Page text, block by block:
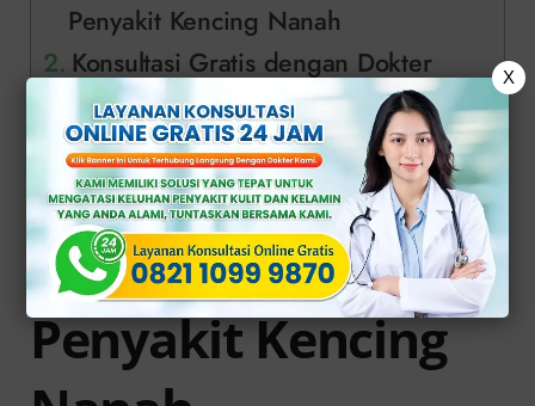
Penyakit Kencing Nanah
Konsultasi Gratis dengan Dokter
Klinik Apollo
Berbagai Metode
Diagnosis untuk
Penyakit Kencing
X